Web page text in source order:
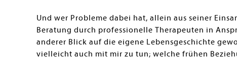
Und wer Probleme dabei hat, allein aus seiner
Beratung durch professionelle Therapeuten in
anderer Blick auf die eigene Lebensgeschichte
vielleicht auch mit mir zu tun; welche frühen